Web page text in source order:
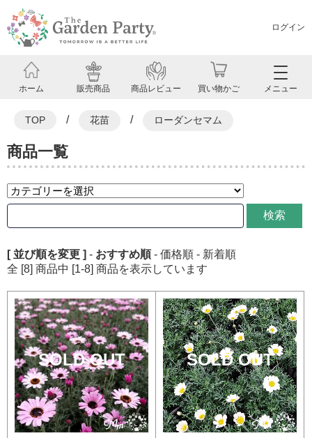
ログイン
ホーム 販売商品 商品レビュー 買い物かご メニュー
TOP / 花苗 / ローダンセマム
商品一覧
検索
[ 並び順を変更 ] - おすすめ順- 価格順 - 新着順
全 [8] 商品中 [1-8] 商品を表示しています
SOLD OUT SOLD OUT